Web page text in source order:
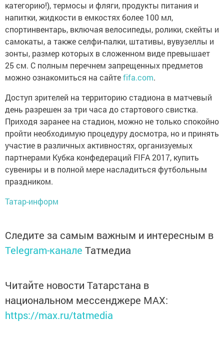
категорию!), термосы и фляги, продукты питания и
напитки, жидкости в емкостях более 100 мл,
спортинвентарь, включая велосипеды, ролики, скейты и
самокаты, а также селфи-палки, штативы, вувузеллы и
зонты, размер которых в сложенном виде превышает
25 см. С полным перечнем запрещенных предметов
можно ознакомиться на сайтеfifa.com.
Доступ зрителей на территорию стадиона в матчевый
день разрешен за три часа до стартового свистка.
Приходя заранее на стадион, можно не только спокойно
пройти необходимую процедуру досмотра, но и принять
участие в различных активностях, организуемых
партнерами Кубка конфедераций FIFA 2017, купить
сувениры и в полной мере насладиться футбольным
праздником.
Татар-информ
Следите за самым важным и интересным в
Telegram-канале Татмедиа
Читайте новости Татарстана в
национальном мессенджере MАХ:
https://max.ru/tatmedia